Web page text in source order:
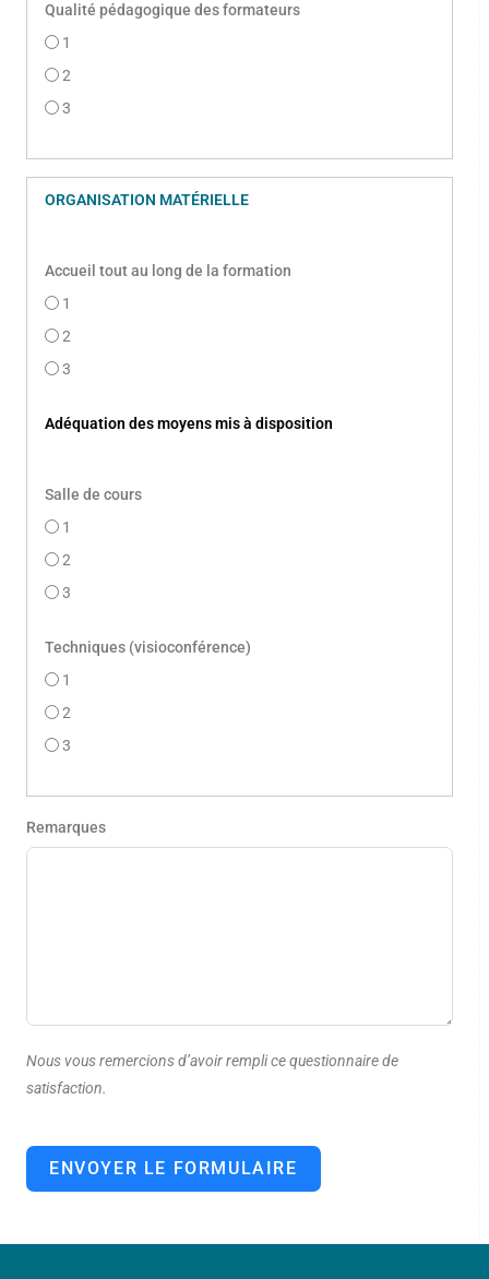
Qualité pédagogique des formateurs
1
2
3
ORGANISATION MATÉRIELLE
Accueil tout au long de la formation
1
2
3
Adéquation des moyens mis à disposition
Salle de cours
1
2
3
Techniques (visioconférence)
1
2
3
Remarques
Nous vous remercions d’avoir rempli ce questionnaire de
satisfaction.
ENVOYER LE FORMULAIRE